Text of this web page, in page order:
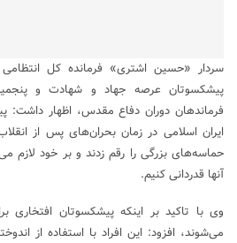
سردار «حسین اشتری» فرمانده کل
پیشکسوتان عرصه جهاد و شهادت و
فرماندهان دوران دفاع مقدس، اظهار
ایران اسلامی در زمان بحران‌های پس از
حماسه‌های بزرگی را رقم زدند و بر خود لازم
آنها قدردانی کنیم.
وی با تاکید بر اینکه پیشکسوتان
می‌شوند، افزود: این افراد با استفاده از